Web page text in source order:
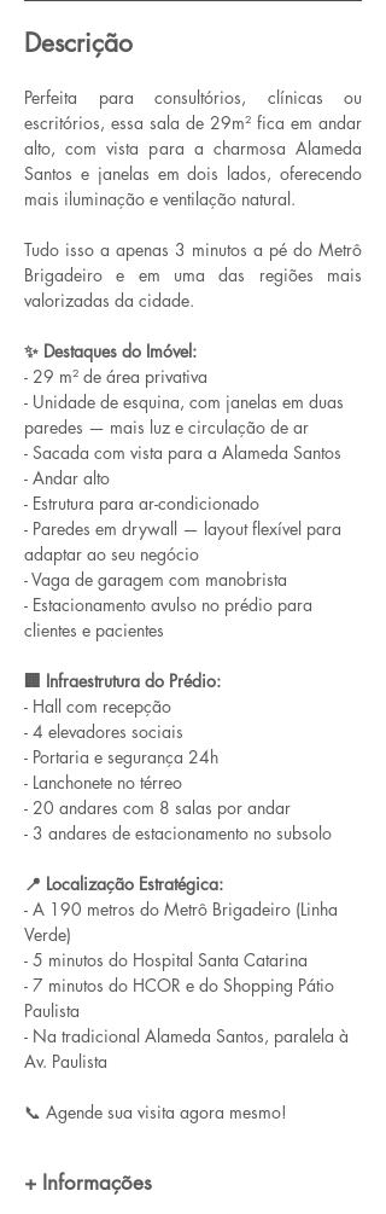
Descrição
Perfeita para consultórios, clínicas ou
escritórios, essa sala de 29m² fica em andar
alto, com vista para a charmosa Alameda
Santos e janelas em dois lados, oferecendo
mais iluminação e ventilação natural.
Tudo isso a apenas 3 minutos a pé do Metrô
Brigadeiro e em uma das regiões mais
valorizadas da cidade.
✨ Destaques do Imóvel:
- 29 m² de área privativa
- Unidade de esquina, com janelas em duas
paredes — mais luz e circulação de ar
- Sacada com vista para a Alameda Santos
- Andar alto
- Estrutura para ar-condicionado
- Paredes em drywall — layout flexível para
adaptar ao seu negócio
- Vaga de garagem com manobrista
- Estacionamento avulso no prédio para
clientes e pacientes
🏢 Infraestrutura do Prédio:
- Hall com recepção
- 4 elevadores sociais
- Portaria e segurança 24h
- Lanchonete no térreo
- 20 andares com 8 salas por andar
- 3 andares de estacionamento no subsolo
📍 Localização Estratégica:
- A 190 metros do Metrô Brigadeiro (Linha
Verde)
- 5 minutos do Hospital Santa Catarina
- 7 minutos do HCOR e do Shopping Pátio
Paulista
- Na tradicional Alameda Santos, paralela à
Av. Paulista
📞 Agende sua visita agora mesmo!
+ Informações